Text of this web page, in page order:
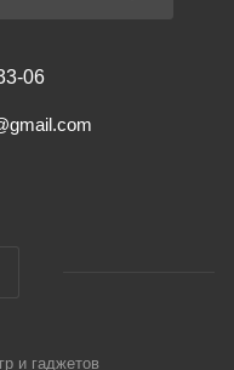
06
и гаджетов